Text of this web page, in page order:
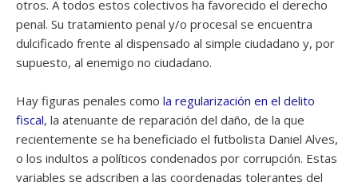
otros. A todos estos colectivos ha favorecido el derecho
penal. Su tratamiento penal y/o procesal se encuentra
dulcificado frente al dispensado al simple ciudadano y, por
supuesto, al enemigo no ciudadano.
Hay figuras penales como la regularización en el delito
fiscal, la atenuante de reparación del daño, de la que
recientemente se ha beneficiado el futbolista Daniel Alves,
o los indultos a políticos condenados por corrupción. Estas
variables se adscriben a las coordenadas tolerantes del